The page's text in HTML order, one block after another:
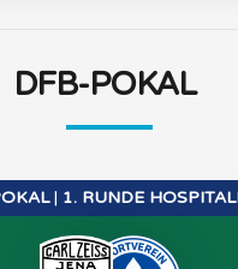
DFB-POKAL
1. RUNDE